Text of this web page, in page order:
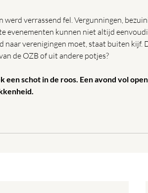
verrassend fel. Vergunningen,
evenementen kunnen niet altijd
naar verenigingen moet, staat buiten kijf.
de OZB of uit andere potjes?
schot in de roos. Een avond vol